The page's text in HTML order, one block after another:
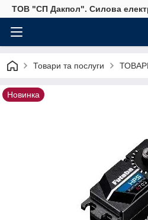
ТОВ "СП Дакпол". Силова
Товари та послуги
Новинка